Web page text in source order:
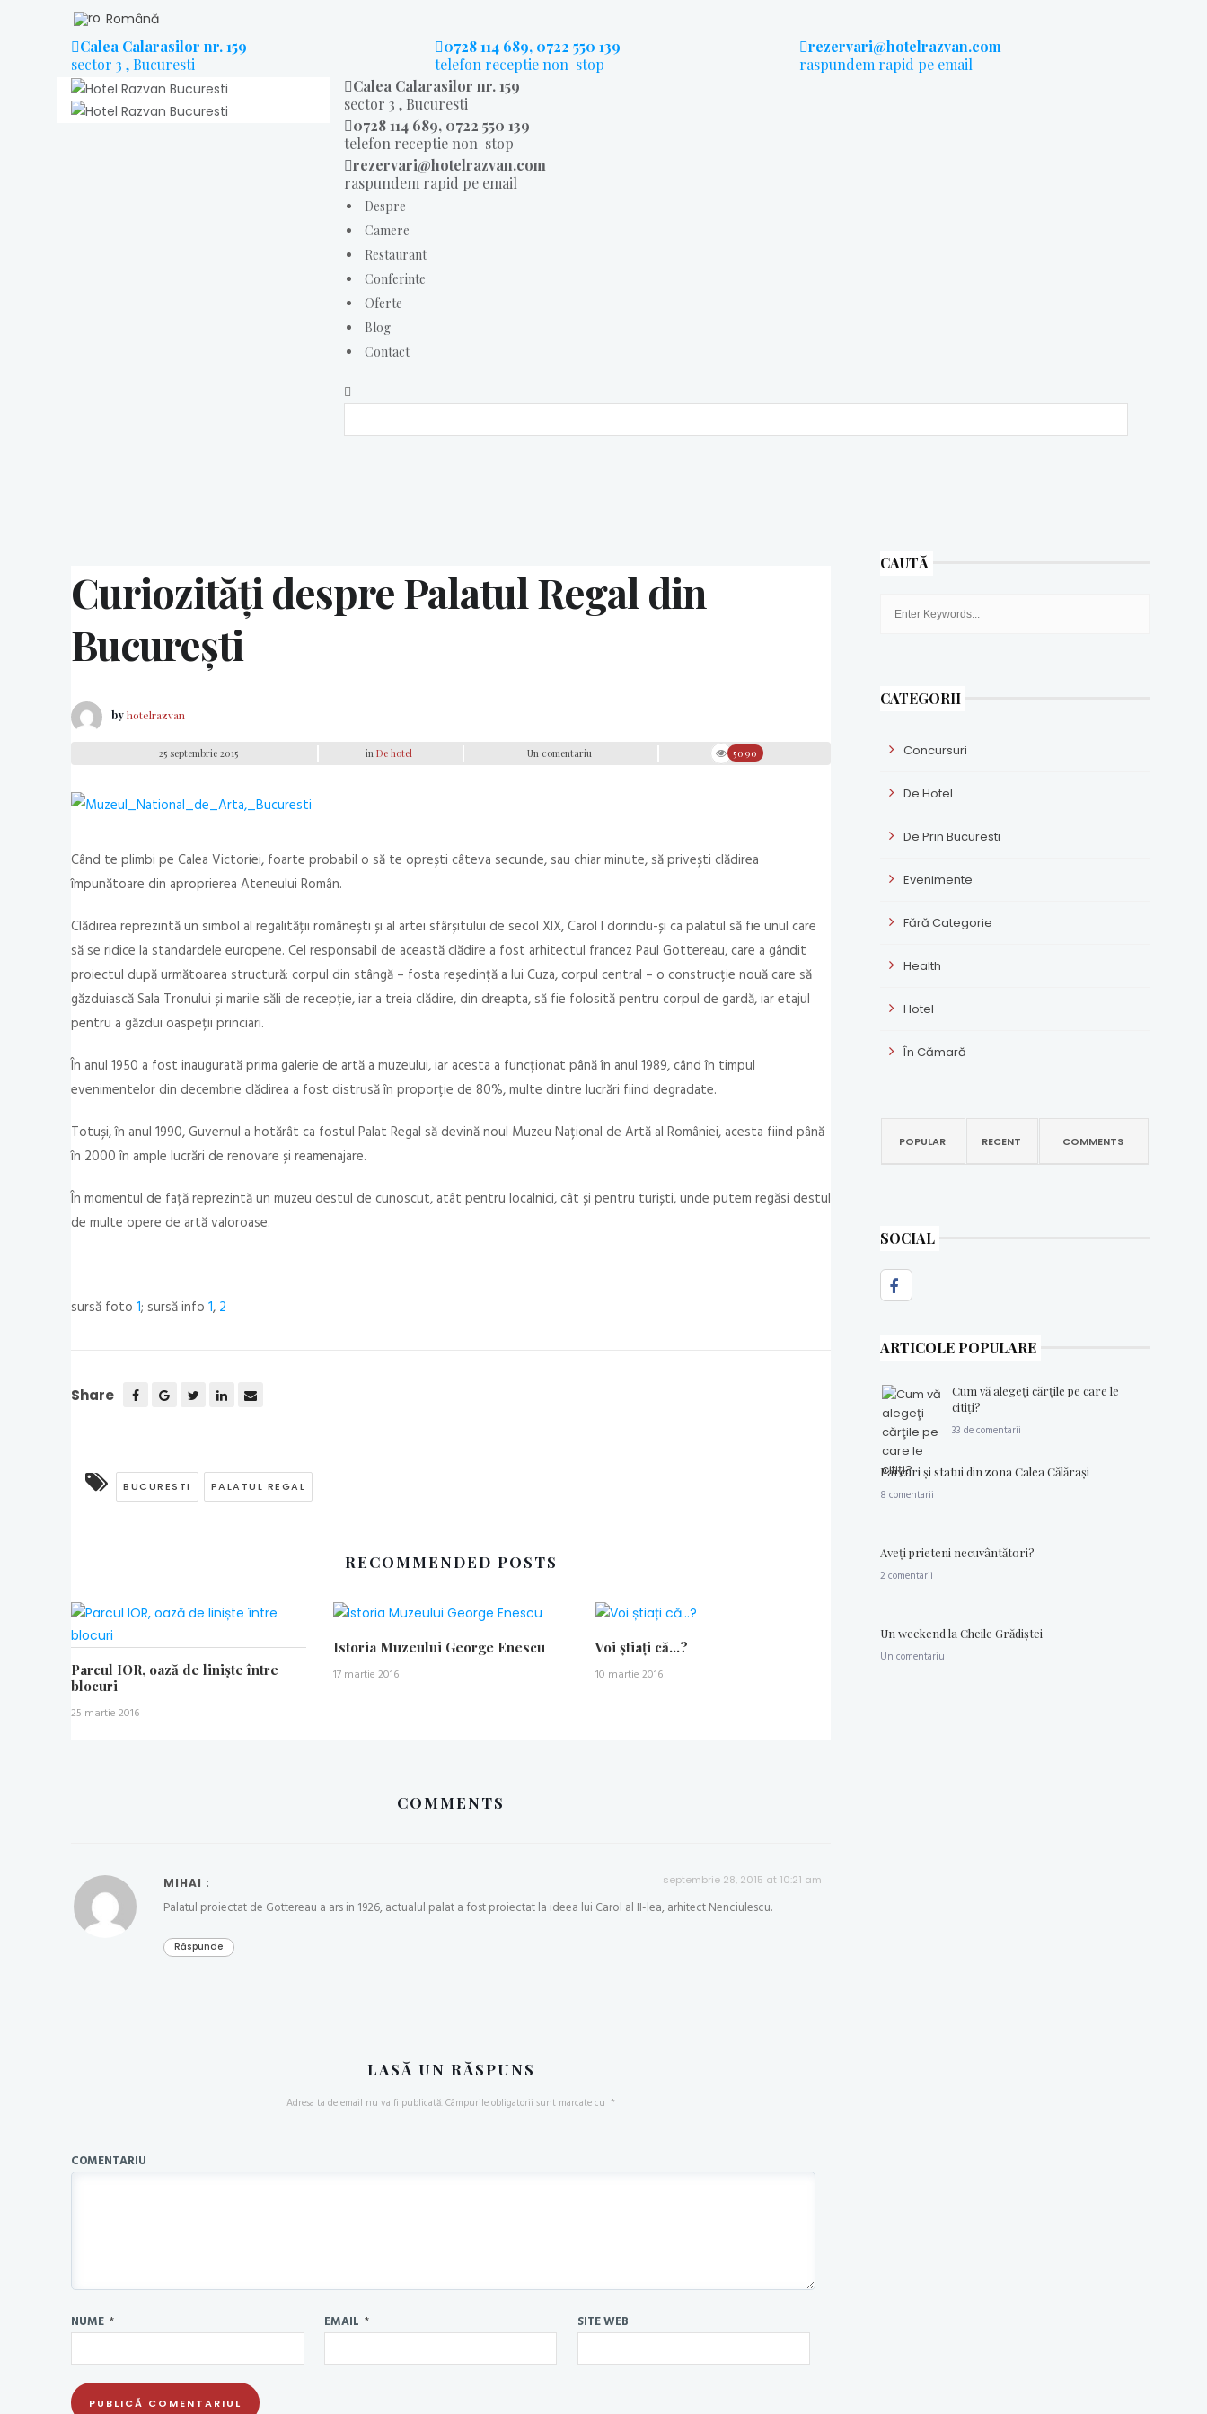
Română
Calea Calarasilor nr. 159
sector 3 , Bucuresti
0728 114 689, 0722 550 139
telefon receptie non-stop
rezervari@hotelrazvan.com
raspundem rapid pe email
Calea Calarasilor nr. 159
sector 3 , Bucuresti
0728 114 689, 0722 550 139
telefon receptie non-stop
rezervari@hotelrazvan.com
raspundem rapid pe email
Despre
Camere
Restaurant
Conferinte
Oferte
Blog
Contact
Curiozități despre Palatul Regal din
București
byhotelrazvan
25 septembrie 2015 in De hotel Un comentariu 5090
Când te plimbi pe Calea Victoriei, foarte probabil o să te oprești câteva secunde, sau chiar minute, să privești clădirea
împunătoare din aproprierea Ateneului Român.
Clădirea reprezintă un simbol al regalității românești și al artei sfârșitului de secol XIX, Carol I dorindu-și ca palatul să fie unul care
să se ridice la standardele europene. Cel responsabil de această clădire a fost arhitectul francez Paul Gottereau, care a gândit
proiectul după următoarea structură: corpul din stângă – fosta reședință a lui Cuza, corpul central – o construcție nouă care să
găzduiască Sala Tronului și marile săli de recepție, iar a treia clădire, din dreapta, să fie folosită pentru corpul de gardă, iar etajul
pentru a găzdui oaspeții princiari.
În anul 1950 a fost inaugurată prima galerie de artă a muzeului, iar acesta a funcționat până în anul 1989, când în timpul
evenimentelor din decembrie clădirea a fost distrusă în proporție de 80%, multe dintre lucrări fiind degradate.
Totuși, în anul 1990, Guvernul a hotărât ca fostul Palat Regal să devină noul Muzeu Național de Artă al României, acesta fiind până
în 2000 în ample lucrări de renovare și reamenajare.
În momentul de față reprezintă un muzeu destul de cunoscut, atât pentru localnici, cât și pentru turiști, unde putem regăsi destul
de multe opere de artă valoroase.
sursă foto 1; sursă info 1, 2
Share
BUCURESTI PALATUL REGAL
RECOMMENDED POSTS
Parcul IOR, oază de liniște între
blocuri
25 martie 2016
Istoria Muzeului George Enescu
17 martie 2016
Voi știați că…?
10 martie 2016
COMMENTS
MIHAI : septembrie 28, 2015 at 10:21 am
Palatul proiectat de Gottereau a ars in 1926, actualul palat a fost proiectat la ideea lui Carol al II-lea, arhitect Nenciulescu.
Răspunde
LASĂ UN RĂSPUNS
Adresa ta de email nu va fi publicată.Câmpurile obligatorii sunt marcate cu *
COMENTARIU
NUME * EMAIL * SITE WEB
CAUTĂ
CATEGORII
Concursuri
De Hotel
De Prin Bucuresti
Evenimente
Fără Categorie
Health
Hotel
În Cămară
POPULAR RECENT COMMENTS
SOCIAL
ARTICOLE POPULARE
Cum vă alegeţi cărţile pe care le
citiţi?
33 de comentarii
Parcuri şi statui din zona Calea Călăraşi
8 comentarii
Aveţi prieteni necuvântători?
2 comentarii
Un weekend la Cheile Grădiştei
Un comentariu